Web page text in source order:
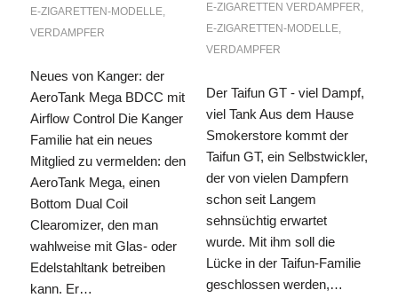
E-ZIGARETTEN-MODELLE,
VERDAMPFER
Neues von Kanger: der
AeroTank Mega BDCC mit
Airflow Control Die Kanger
Familie hat ein neues
Mitglied zu vermelden: den
AeroTank Mega, einen
Bottom Dual Coil
Clearomizer, den man
wahlweise mit Glas- oder
Edelstahltank betreiben
kann. Er…
E-ZIGARETTEN VERDAMPFER,
E-ZIGARETTEN-MODELLE,
VERDAMPFER
Der Taifun GT - viel Dampf,
viel Tank Aus dem Hause
Smokerstore kommt der
Taifun GT, ein Selbstwickler,
der von vielen Dampfern
schon seit Langem
sehnsüchtig erwartet
wurde. Mit ihm soll die
Lücke in der Taifun-Familie
geschlossen werden,…